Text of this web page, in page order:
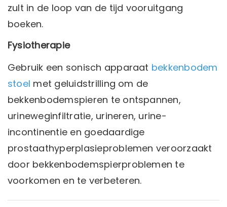
zult in de loop van de tijd vooruitgang
boeken.
Fysiotherapie
Gebruik een sonisch apparaat bekkenbodem
stoel met geluidstrilling om de
bekkenbodemspieren te ontspannen,
urineweginfiltratie, urineren, urine-
incontinentie en goedaardige
prostaathyperplasieproblemen veroorzaakt
door bekkenbodemspierproblemen te
voorkomen en te verbeteren.